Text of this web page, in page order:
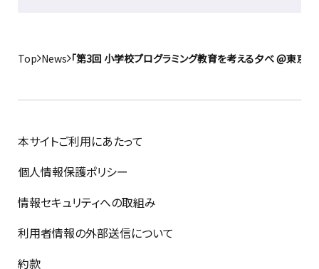
Top News 「第3回 小学校プログラミング教育を考える夕べ @東京」
本サイトご利用にあたって
個人情報保護ポリシー
情報セキュリティへの取組み
利用者情報の外部送信について
約款